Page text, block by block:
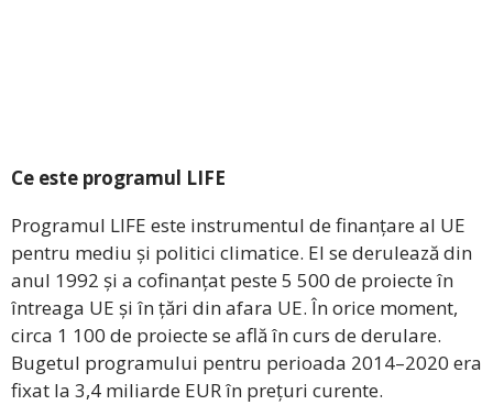
Ce este programul LIFE
Programul LIFE este instrumentul de finanțare al UE
pentru mediu și politici climatice. El se derulează din
anul 1992 și a cofinanțat peste 5 500 de proiecte în
întreaga UE și în țări din afara UE. În orice moment,
circa 1 100 de proiecte se află în curs de derulare.
Bugetul programului pentru perioada 2014–2020 era
fixat la 3,4 miliarde EUR în prețuri curente.